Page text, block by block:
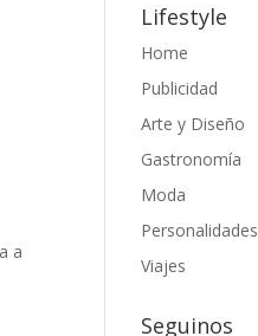
a
Lifestyle
Home
Publicidad
Arte y Diseño
Gastronomía
Moda
Personalidades
Viajes
Seguinos